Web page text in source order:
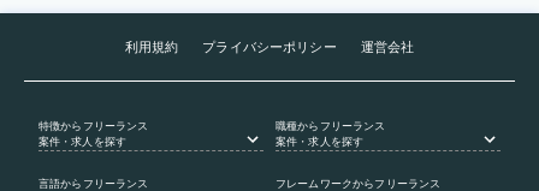
利用規約 プライバシーポリシー 運営会社
特徴からフリーランス
案件・求人を探す
職種からフリーランス
案件・求人を探す
言語からフリーランス
フレームワークからフリーランス